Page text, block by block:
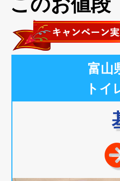
富山
トイ